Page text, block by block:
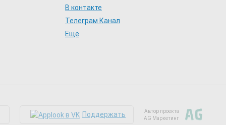
В контакте
Телеграм Канал
Еще
Поддержать
Автор проекта
AG Маркетинг